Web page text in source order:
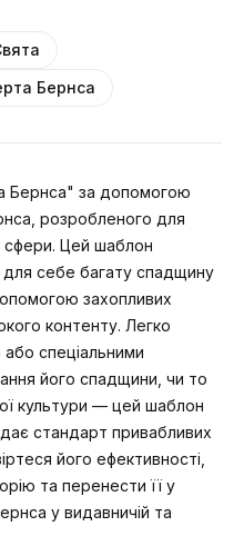
Бернса
Бернса" за допомогою
розробленого для
сфери. Цей шаблон
для себе багату спадщину
захопливих
контенту. Легко
або спеціальними
його спадщини, чи то
культури — цей шаблон
стандарт привабливих
його ефективності,
та перенести її у
у видавничій та